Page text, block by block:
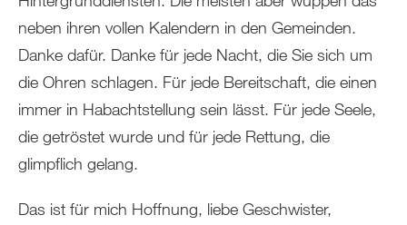
neben ihren vollen Kalendern in den Gemeinden.
Danke dafür. Danke für jede Nacht, die Sie sich um
die Ohren schlagen. Für jede Bereitschaft, die einen
immer in Habachtstellung sein lässt. Für jede Seele,
die getröstet wurde und für jede Rettung, die
glimpflich gelang.
Das ist für mich Hoffnung, liebe Geschwister,